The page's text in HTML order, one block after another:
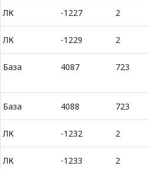
ЛК -1227 2
ЛК -1229 2
База 4087 723
База 4088 723
ЛК -1232 2
ЛК -1233 2